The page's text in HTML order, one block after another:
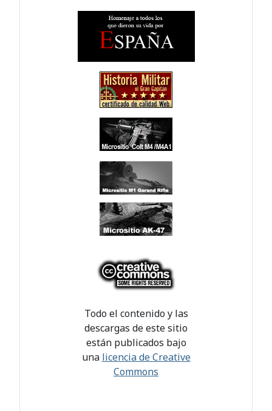
Todo el contenido y las
descargas de este sitio
están publicados bajo
una licencia de Creative
Commons